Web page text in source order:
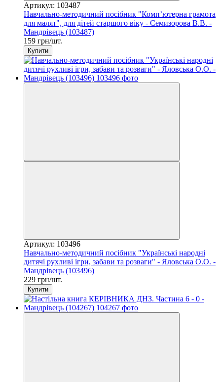
Артикул: 103487
Навчально-методичний посібник "Комп’ютерна грамота
для малят", для дітей старшого віку - Семизорова В.В. -
Мандрівець (103487)
159 грн/шт.
Купити
Артикул: 103496
Навчально-методичний посібник "Українські народні
дитячі рухливі ігри, забави та розваги" - Яловська О.О. -
Мандрівець (103496)
229 грн/шт.
Купити